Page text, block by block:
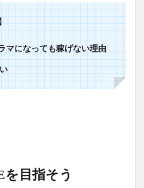
マになっても稼げない理由
を目指そう